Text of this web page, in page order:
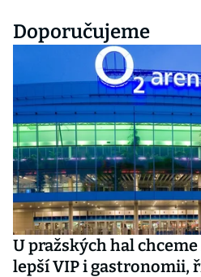
Doporučujeme
U pražských hal
lepší VIP i gastronomii,